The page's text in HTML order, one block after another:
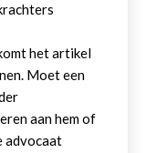
het artikel
Moet een
aan hem of
advocaat